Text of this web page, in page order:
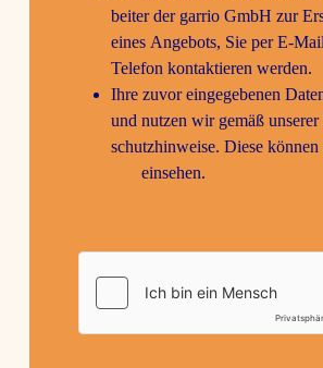
beiter der garrio GmbH zur
eines Ange­bots, Sie per
Telefon kontak­tieren werden.
Ihre zuvor einge­ge­benen
und nutzen wir gemäß
schutz­hin­weise. Diese können
einsehen.